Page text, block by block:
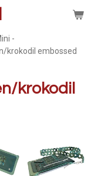
-
krokodil embossed
krokodil